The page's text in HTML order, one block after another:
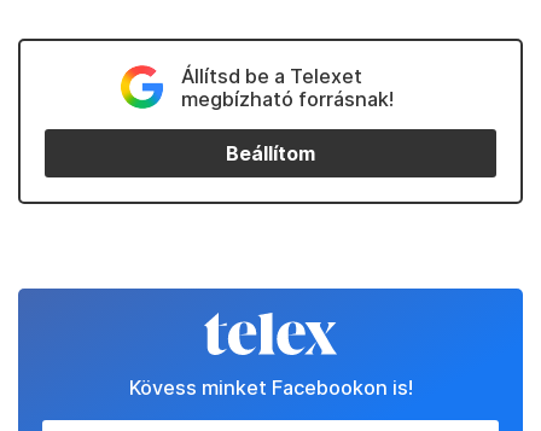
Állítsd be a Telexet
megbízható forrásnak!
Beállítom
Kövess minket Facebookon is!